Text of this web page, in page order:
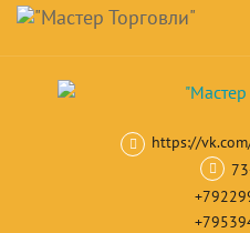
Skip
main
content
Навигация
https://
Корзина товар(ов)
Тепловое